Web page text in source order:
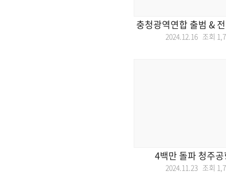
충청광역연합 출범 &
2024.12.16 조회
4백만 돌파 청주
2024.11.23 조회